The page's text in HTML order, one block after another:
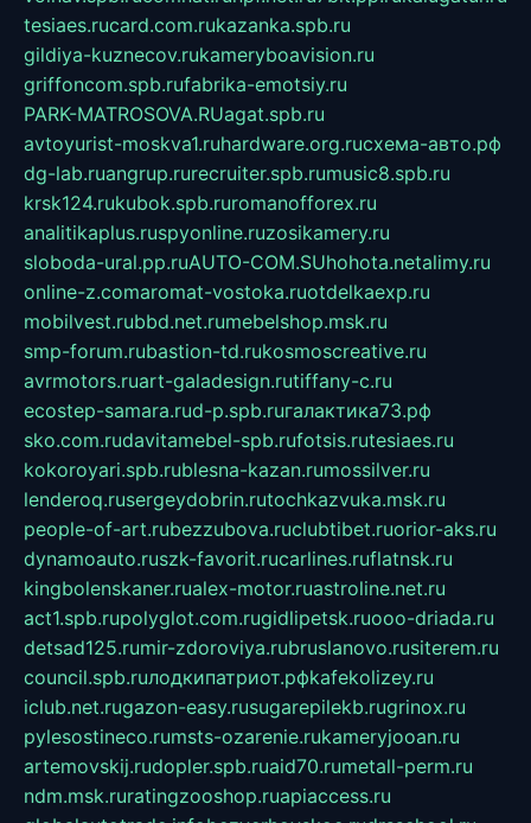
tesiaes.rucard.com.rukazanka.spb.ru
gildiya-kuznecov.rukameryboavision.ru
griffoncom.spb.rufabrika-emotsiy.ru
PARK-MATROSOVA.RUagat.spb.ru
avtoyurist-moskva1.ruhardware.org.ruсхема-авто.рф
dg-lab.ruangrup.rurecruiter.spb.rumusic8.spb.ru
krsk124.rukubok.spb.ruromanofforex.ru
analitikaplus.ruspyonline.ruzosikamery.ru
sloboda-ural.pp.ruAUTO-COM.SUhohota.netalimy.ru
online-z.comaromat-vostoka.ruotdelkaexp.ru
mobilvest.rubbd.net.rumebelshop.msk.ru
smp-forum.rubastion-td.rukosmoscreative.ru
avrmotors.ruart-galadesign.rutiffany-c.ru
ecostep-samara.rud-p.spb.ruгалактика73.рф
sko.com.rudavitamebel-spb.rufotsis.rutesiaes.ru
kokoroyari.spb.rublesna-kazan.rumossilver.ru
lenderoq.rusergeydobrin.rutochkazvuka.msk.ru
people-of-art.rubezzubova.ruclubtibet.ruorior-aks.ru
dynamoauto.ruszk-favorit.rucarlines.ruflatnsk.ru
kingbolenskaner.rualex-motor.ruastroline.net.ru
act1.spb.rupolyglot.com.rugidlipetsk.ruooo-driada.ru
detsad125.rumir-zdoroviya.rubruslanovo.rusiterem.ru
council.spb.ruлодкипатриот.рфkafekolizey.ru
iclub.net.rugazon-easy.rusugarepilekb.rugrinox.ru
pylesostineco.rumsts-ozarenie.rukameryjooan.ru
artemovskij.rudopler.spb.ruaid70.rumetall-perm.ru
ndm.msk.ruratingzooshop.ruapiaccess.ru